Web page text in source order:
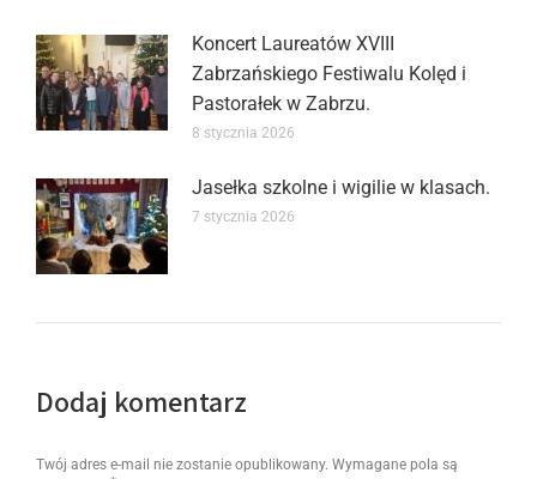
Koncert Laureatów XVIII
Zabrzańskiego Festiwalu Kolęd i
Pastorałek w Zabrzu.
8 stycznia 2026
Jasełka szkolne i wigilie w klasach.
7 stycznia 2026
Dodaj komentarz
Twój adres e-mail nie zostanie opublikowany. Wymagane pola są